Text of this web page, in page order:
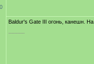
0
Baldur's Gate III огонь, канешн.
-----------